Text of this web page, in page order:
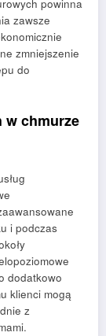
powinna
zawsze
zmniejszenie
do
w chmurze
i podczas
dodatkowo
klienci mogą
z